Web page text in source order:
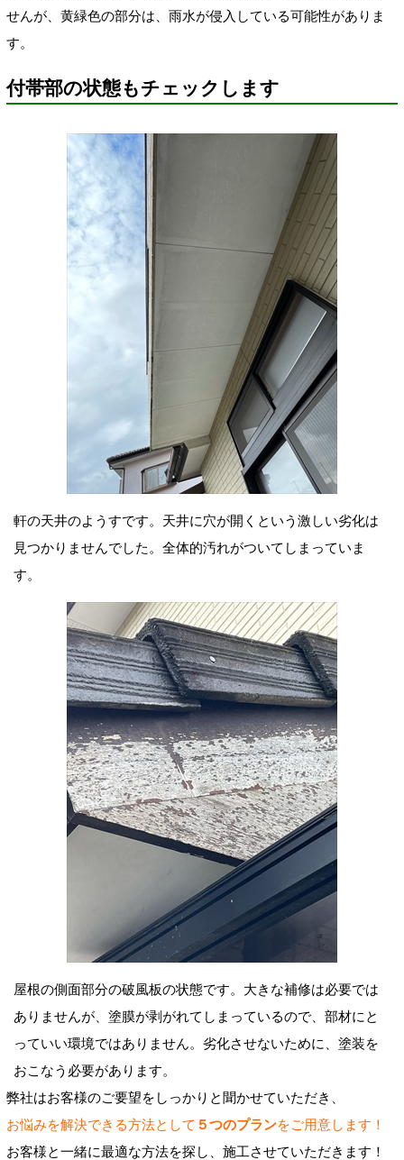
せんが、黄緑色の部分は、雨水が侵入している可能性がありま
す。
付帯部の状態もチェックします
軒の天井のようすです。天井に穴が開くという激しい劣化は
見つかりませんでした。全体的汚れがついてしまっていま
す。
屋根の側面部分の破風板の状態です。大きな補修は必要では
ありませんが、塗膜が剥がれてしまっているので、部材にと
っていい環境ではありません。劣化させないために、塗装を
おこなう必要があります。
弊社はお客様のご要望をしっかりと聞かせていただき、
お悩みを解決できる方法として ５つのプランをご用意します！
お客様と一緒に最適な方法を探し、施工させていただきます！